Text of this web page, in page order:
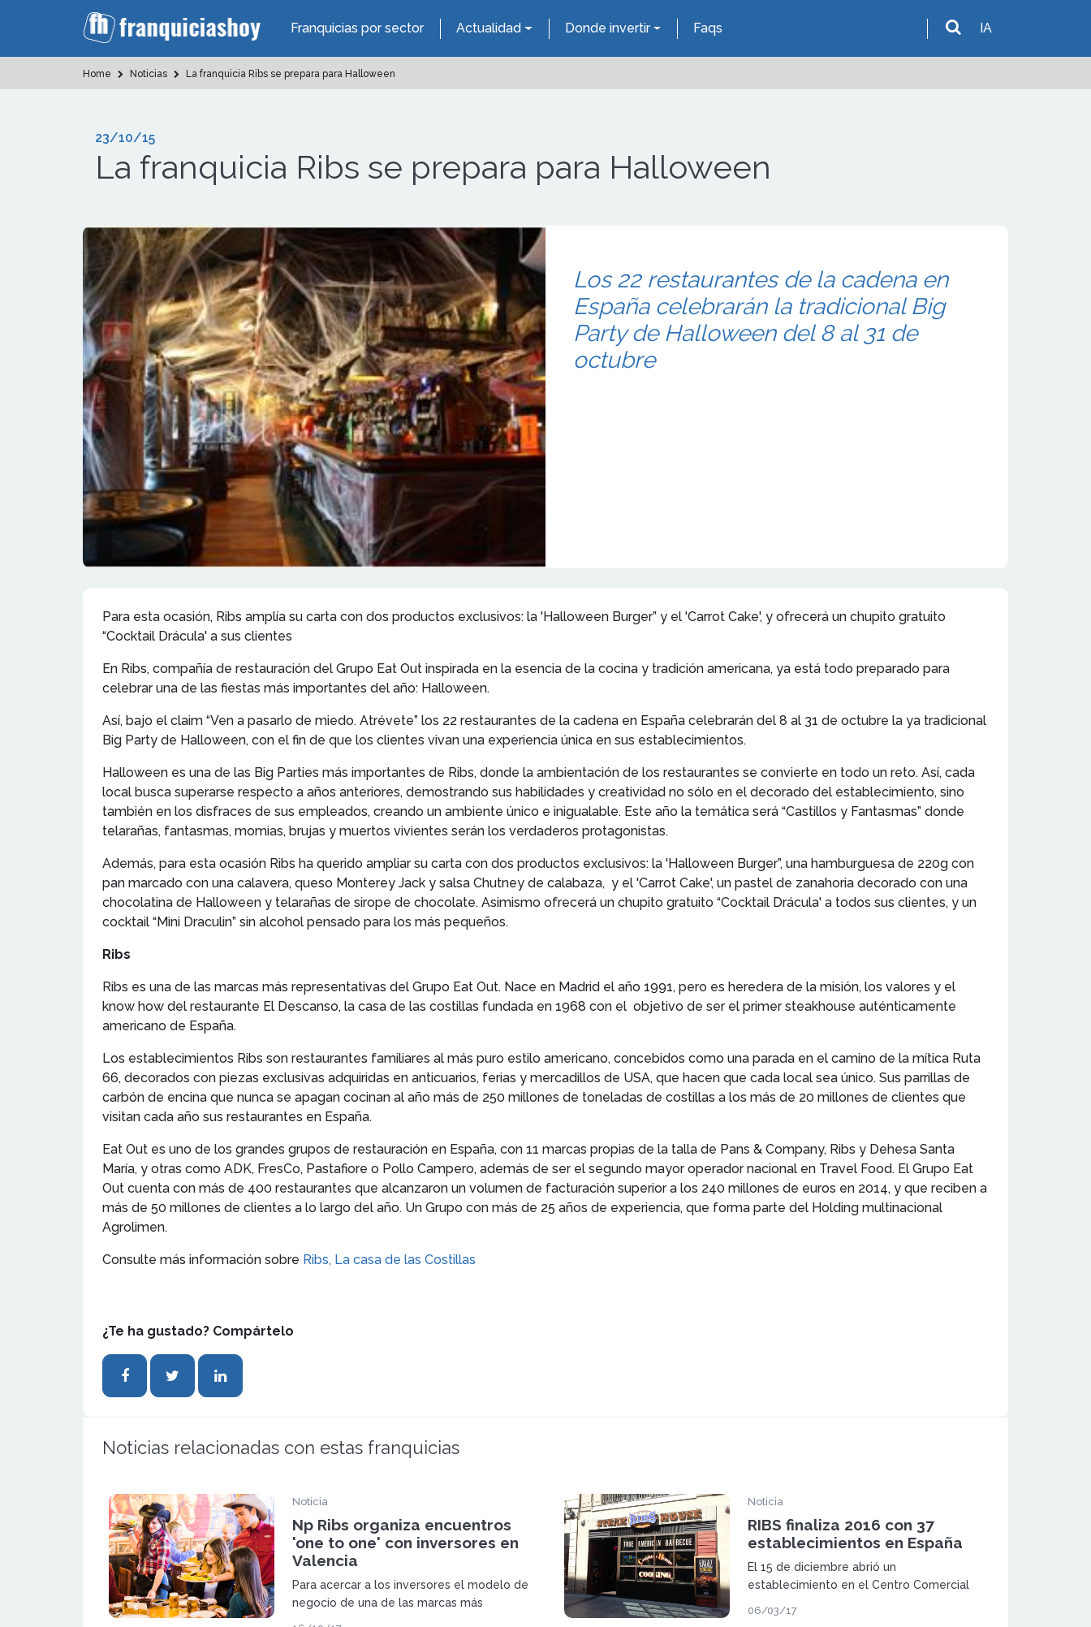
Franquicias por sector Actualidad Donde invertir Faqs IA
Home Noticias La franquicia Ribs se prepara para Halloween
23/10/15
La franquicia Ribs se prepara para Halloween
Los 22 restaurantes de la cadena en
España celebrarán la tradicional Big
Party de Halloween del 8 al 31 de
octubre
Para esta ocasión, Ribs amplía su carta con dos productos exclusivos: la 'Halloween Burger” y el 'Carrot Cake', y ofrecerá un chupito gratuito
“Cocktail Drácula' a sus clientes
En Ribs, compañía de restauración del Grupo Eat Out inspirada en la esencia de la cocina y tradición americana, ya está todo preparado para
celebrar una de las fiestas más importantes del año: Halloween.
Así, bajo el claim “Ven a pasarlo de miedo. Atrévete” los 22 restaurantes de la cadena en España celebrarán del 8 al 31 de octubre la ya tradicional
Big Party de Halloween, con el fin de que los clientes vivan una experiencia única en sus establecimientos.
Halloween es una de las Big Parties más importantes de Ribs, donde la ambientación de los restaurantes se convierte en todo un reto. Así, cada
local busca superarse respecto a años anteriores, demostrando sus habilidades y creatividad no sólo en el decorado del establecimiento, sino
también en los disfraces de sus empleados, creando un ambiente único e inigualable. Este año la temática será “Castillos y Fantasmas” donde
telarañas, fantasmas, momias, brujas y muertos vivientes serán los verdaderos protagonistas.
Además, para esta ocasión Ribs ha querido ampliar su carta con dos productos exclusivos: la 'Halloween Burger”, una hamburguesa de 220g con
pan marcado con una calavera, queso Monterey Jack y salsa Chutney de calabaza, y el 'Carrot Cake', un pastel de zanahoria decorado con una
chocolatina de Halloween y telarañas de sirope de chocolate. Asimismo ofrecerá un chupito gratuito “Cocktail Drácula' a todos sus clientes, y un
cocktail “Mini Draculin” sin alcohol pensado para los más pequeños.
Ribs
Ribs es una de las marcas más representativas del Grupo Eat Out. Nace en Madrid el año 1991, pero es heredera de la misión, los valores y el
know how del restaurante El Descanso, la casa de las costillas fundada en 1968 con el objetivo de ser el primer steakhouse auténticamente
americano de España.
Los establecimientos Ribs son restaurantes familiares al más puro estilo americano, concebidos como una parada en el camino de la mítica Ruta
66, decorados con piezas exclusivas adquiridas en anticuarios, ferias y mercadillos de USA, que hacen que cada local sea único. Sus parrillas de
carbón de encina que nunca se apagan cocinan al año más de 250 millones de toneladas de costillas a los más de 20 millones de clientes que
visitan cada año sus restaurantes en España.
Eat Out es uno de los grandes grupos de restauración en España, con 11 marcas propias de la talla de Pans & Company, Ribs y Dehesa Santa
María, y otras como ADK, FresCo, Pastafiore o Pollo Campero, además de ser el segundo mayor operador nacional en Travel Food. El Grupo Eat
Out cuenta con más de 400 restaurantes que alcanzaron un volumen de facturación superior a los 240 millones de euros en 2014, y que reciben a
más de 50 millones de clientes a lo largo del año. Un Grupo con más de 25 años de experiencia, que forma parte del Holding multinacional
Agrolimen.
Consulte más información sobre Ribs, La casa de las Costillas
¿Te ha gustado? Compártelo
Noticias relacionadas con estas franquicias
Noticia
Np Ribs organiza encuentros
'one to one' con inversores en
Valencia
Para acercar a los inversores el modelo de
negocio de una de las marcas más
Noticia
RIBS finaliza 2016 con 37
establecimientos en España
El 15 de diciembre abrió un
establecimiento en el Centro Comercial
06/03/17